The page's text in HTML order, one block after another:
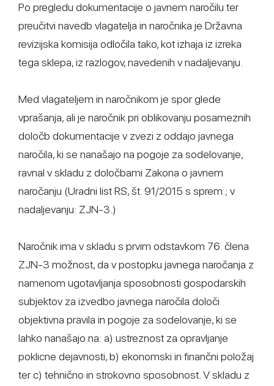
Po pregledu dokumentacije o javnem naročilu ter
preučitvi navedb vlagatelja in naročnika je Državna
revizijska komisija odločila tako, kot izhaja iz izreka
tega sklepa, iz razlogov, navedenih v nadaljevanju.
Med vlagateljem in naročnikom je spor glede
vprašanja, ali je naročnik pri oblikovanju posameznih
določb dokumentacije v zvezi z oddajo javnega
naročila, ki se nanašajo na pogoje za sodelovanje,
ravnal v skladu z določbami Zakona o javnem
naročanju (Uradni list RS, št. 91/2015 s sprem.; v
nadaljevanju: ZJN-3.)
Naročnik ima v skladu s prvim odstavkom 76. člena
ZJN-3 možnost, da v postopku javnega naročanja z
namenom ugotavljanja sposobnosti gospodarskih
subjektov za izvedbo javnega naročila določi
objektivna pravila in pogoje za sodelovanje, ki se
lahko nanašajo na: a) ustreznost za opravljanje
poklicne dejavnosti, b) ekonomski in finančni položaj
ter c) tehnično in strokovno sposobnost. V skladu z